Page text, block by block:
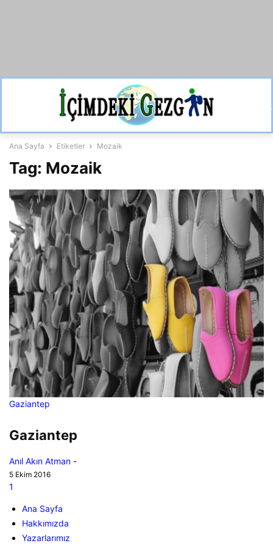
Ana Sayfa Etiketler Mozaik
Tag: Mozaik
Gaziantep
Gaziantep
Anıl Akın Atman -
5 Ekim 2016
1
Ana Sayfa
Hakkımızda
Yazarlarımız